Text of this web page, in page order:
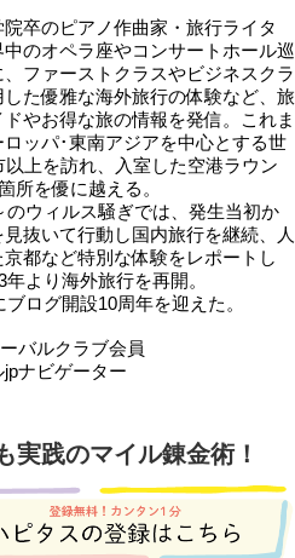
卒のピアノ作曲家・旅行ライタ
中のオペラ座やコンサートホール巡
、ファーストクラスやビジネスクラ
した優雅な海外旅行の体験など、旅
やお得な旅の情報を発信。これま
ロッパ･東南アジアを中心とする世
以上を訪れ、入室した空港ラウン
所を優に越える。
のウィルス騒ぎでは、発生当初か
見抜いて行動し国内旅行を継続、人
都など特別な体験をレポートし
年より海外旅行を再開。
ブログ開設10周年を迎えた。
バルクラブ会員
jpナビゲーター
実践のマイル錬金術！